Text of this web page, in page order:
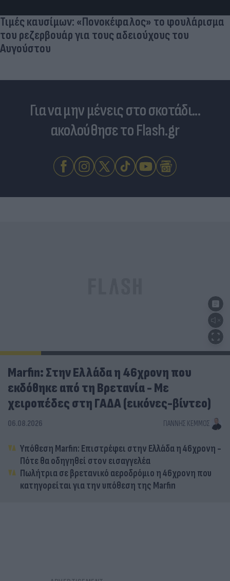
Για να μην μένεις στο σκοτάδι...
ακολούθησε το Flash.gr
Marfin: Στην Ελλάδα η 46χρονη που
εκδόθηκε από τη Βρετανία - Με
χειροπέδες στη ΓΑΔΑ (εικόνες-βίντεο)
06.08.2026 ΓΙΆΝΝΗΣ ΚΈΜΜΟΣ
Υπόθεση Marfin: Επιστρέφει στην Ελλάδα η 46χρονη -
Πότε θα οδηγηθεί στον εισαγγελέα
Πωλήτρια σε βρετανικό αεροδρόμιο η 46χρονη που
κατηγορείται για την υπόθεση της Marfin